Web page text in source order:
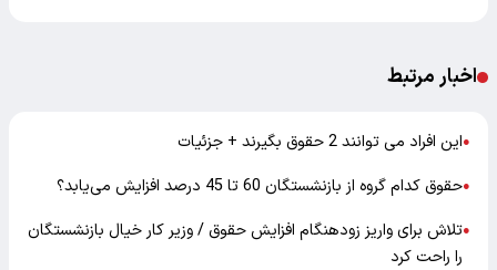
اخبار مرتبط
●این افراد می توانند 2 حقوق بگیرند + جزئیات
●حقوق کدام گروه از بازنشستگان 60 تا 45 درصد افزایش می‌یابد؟
●تلاش برای واریز زودهنگام افزایش حقوق / وزیر کار خیال بازنشستگان
را راحت کرد